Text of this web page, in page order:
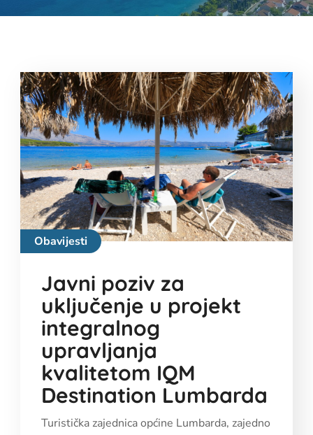
Obavijesti
Javni poziv za
uključenje u projekt
integralnog
upravljanja
kvalitetom IQM
Destination Lumbarda
Turistička zajednica općine Lumbarda, zajedno